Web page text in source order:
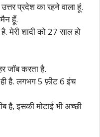
प्रदेश का रहने वाला हूं.
हूँ.
है. मेरी शादी को 27 साल हो
जॉब करता है.
ही है. लगभग 5 फ़ीट 6 इंच
इसकी मोटाई भी अच्छी